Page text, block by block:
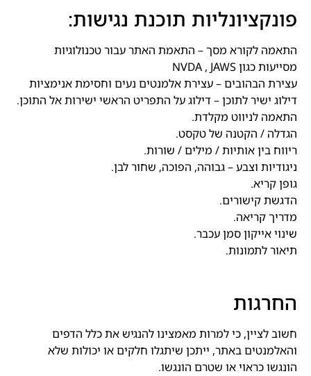
פונקציונליות תוכנת נגישות:
התאמה לקורא מסך – התאמת האתר עבור טכנולוגיות
מסייעות כגון NVDA , JAWS
עצירת הבהובים – עצירת אלמנטים נעים וחסימת אנימציות
דילוג ישיר לתוכן – דילוג על התפריט הראשי ישירות אל התוכן.
התאמה לניווט מקלדת.
הגדלה / הקטנה של טקסט.
ריווח בין אותיות / מילים / שורות.
ניגודיות וצבע – גבוהה, הפוכה, שחור לבן.
גופן קריא.
הדגשת קישורים.
מדריך קריאה.
שינוי אייקון סמן עכבר.
תיאור לתמונות.
החרגות
חשוב לציין, כי למרות מאמצינו להנגיש את כלל הדפים
והאלמנטים באתר, ייתכן שיתגלו חלקים או יכולות שלא
הונגשו כראוי או שטרם הונגשו.